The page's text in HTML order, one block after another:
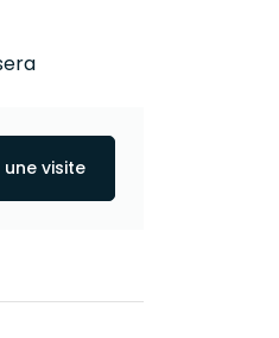
visite